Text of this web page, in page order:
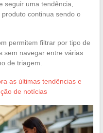
seguir uma tendência,
continua sendo o
permitem filtrar por tipo de
sem navegar entre várias
de triagem.
as últimas tendências e
de notícias